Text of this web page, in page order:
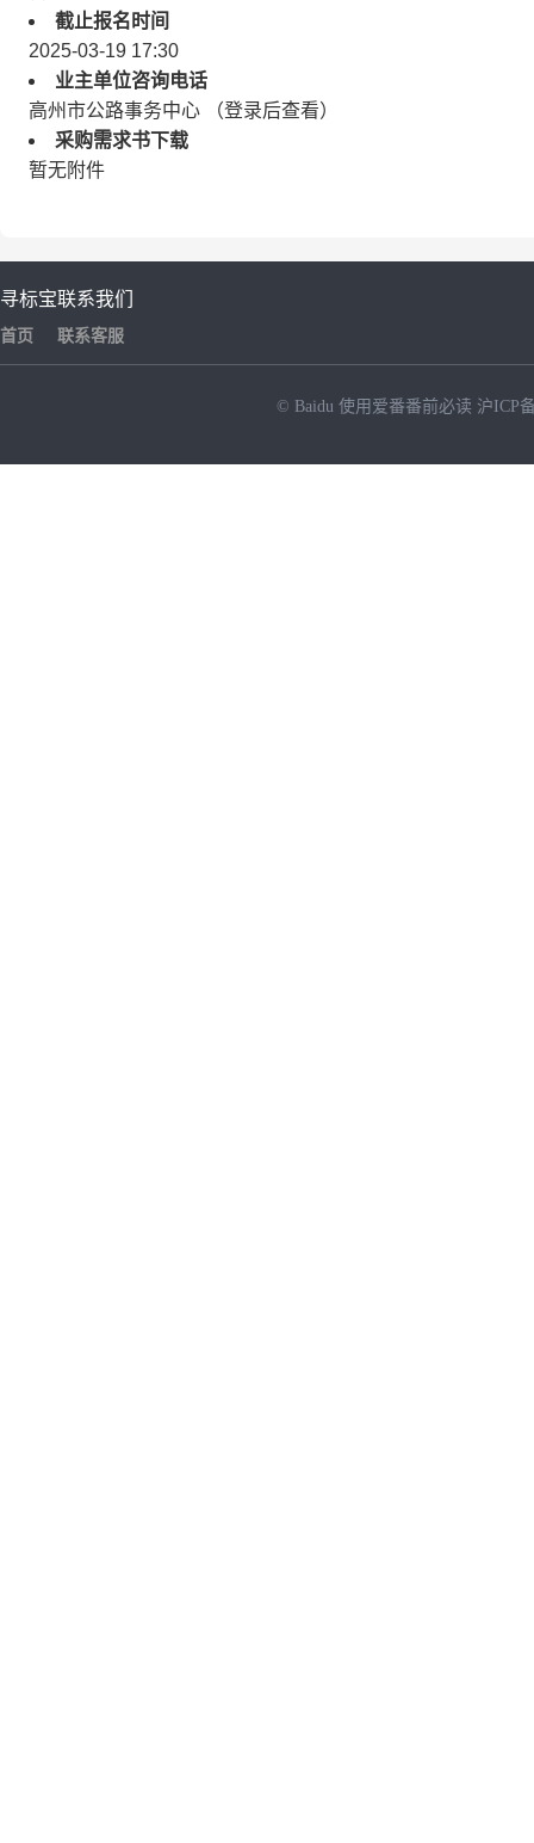
截止报名时间
2025-03-19 17:30
业主单位咨询电话
高州市公路事务中心 （登录后查看）
采购需求书下载
暂无附件
寻标宝
首页
联系我们
联系客服
© Baidu 使用爱番番前必读 沪ICP